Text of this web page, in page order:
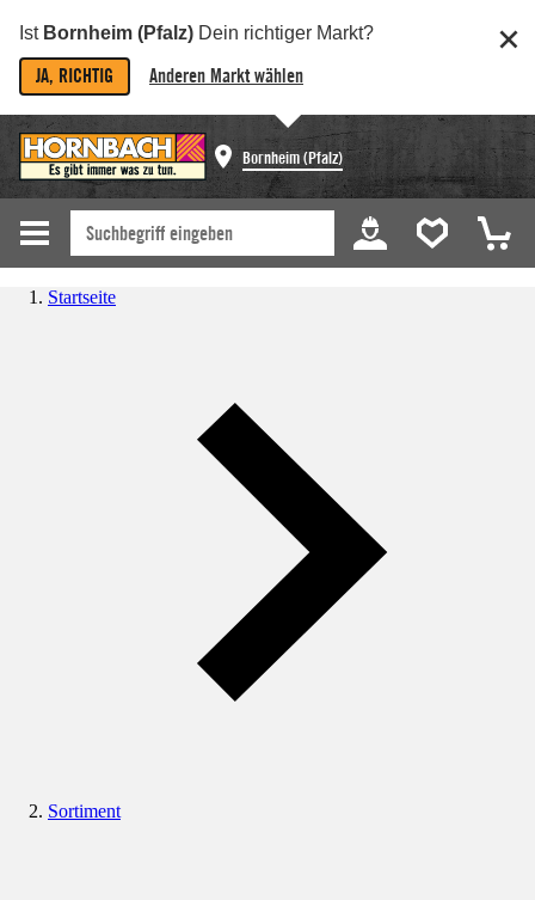
Ist Bornheim (Pfalz) Dein richtiger Markt?
JA, RICHTIG Anderen Markt wählen
Bornheim (Pfalz)
Startseite
Sortiment